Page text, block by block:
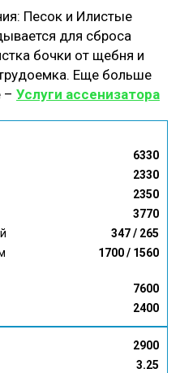
Песок и Илистые
для сброса
бочки от щебня и
Еще больше
– Услуги ассенизатора
6330
2330
2350
3770
347 / 265
1700 / 1560
7600
2400
2900
3.25